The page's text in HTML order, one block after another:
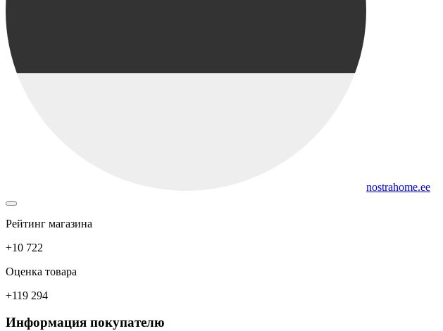
nostrahome.ee
Рейтинг магазина
+10 722
Оценка товара
+119 294
Информация покупателю